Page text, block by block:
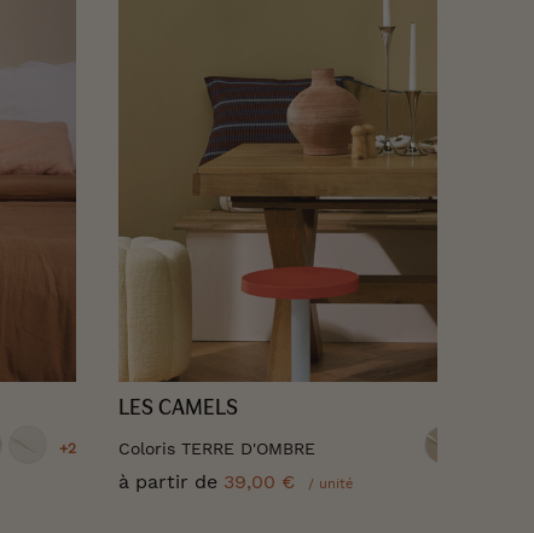
+2
LES CAMELS
Coloris TERRE D'OMBRE
à partir de 39,00 € / unité